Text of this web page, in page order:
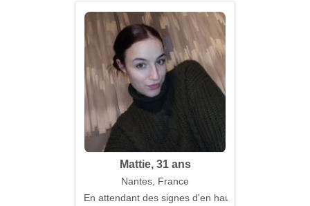
Mattie, 31 ans
Nantes, France
En attendant des signes d'en haut